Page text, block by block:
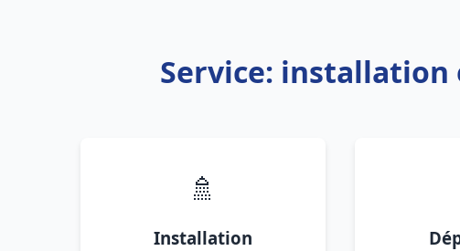
Service: installation
🚿
Installation